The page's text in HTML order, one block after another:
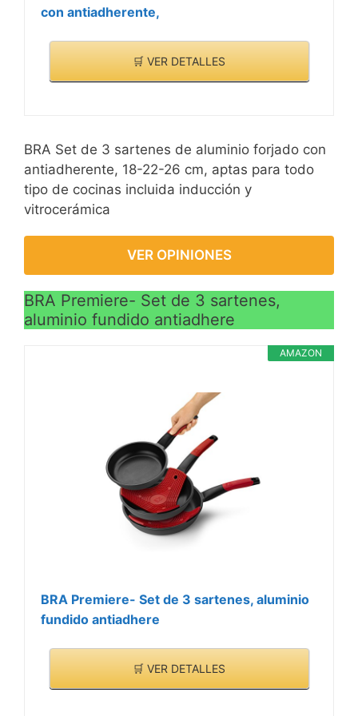
con antiadherente,
🛒 VER DETALLES
BRA Set de 3 sartenes de aluminio forjado con
antiadherente, 18-22-26 cm, aptas para todo
tipo de cocinas incluida inducción y
vitrocerámica
VER OPINIONES
BRA Premiere- Set de 3 sartenes,
aluminio fundido antiadhere
AMAZON
BRA Premiere- Set de 3 sartenes, aluminio
fundido antiadhere
🛒 VER DETALLES